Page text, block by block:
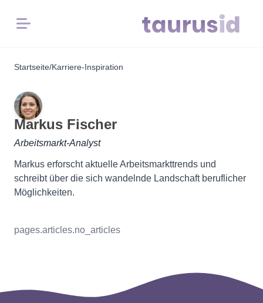
Menü
Startseite
Karriere-
Inspiration
Beispiele
Kostenlose
Startseite/Karriere-Inspiration
Markus Fischer
Arbeitsmarkt-Analyst
Markus erforscht aktuelle Arbeitsmarkttrends und
schreibt über die sich wandelnde Landschaft beruflicher
Möglichkeiten.
pages.articles.no_articles